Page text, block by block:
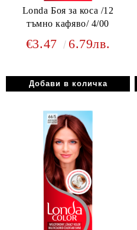
Londa Боя за коса /12
тъмно кафяво/ 4/00
€3.47 6.79лв.